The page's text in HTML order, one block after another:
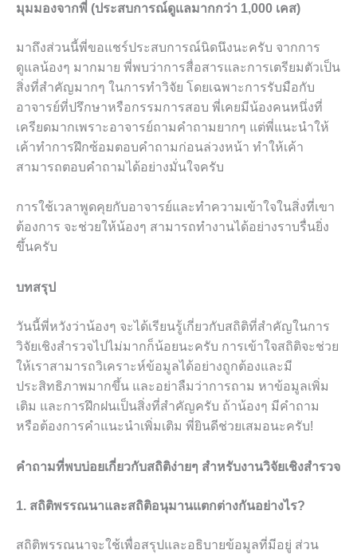
มุมมองจากพี่ (ประสบการณ์ดูแลมากกว่า 1,000 เคส)
มาถึงส่วนนี้พี่ขอแชร์ประสบการณ์นิดนึงนะครับ จากการ
ดูแลน้องๆ มากมาย พี่พบว่าการสื่อสารและการเตรียมตัวเป็น
สิ่งที่สำคัญมากๆ ในการทำวิจัย โดยเฉพาะการรับมือกับ
อาจารย์ที่ปรึกษาหรือกรรมการสอบ พี่เคยมีน้องคนหนึ่งที่
เครียดมากเพราะอาจารย์ถามคำถามยากๆ แต่พี่แนะนำให้
เค้าทำการฝึกซ้อมตอบคำถามก่อนล่วงหน้า ทำให้เค้า
สามารถตอบคำถามได้อย่างมั่นใจครับ
การใช้เวลาพูดคุยกับอาจารย์และทำความเข้าใจในสิ่งที่เขา
ต้องการ จะช่วยให้น้องๆ สามารถทำงานได้อย่างราบรื่นยิ่ง
ขึ้นครับ
บทสรุป
วันนี้พี่หวังว่าน้องๆ จะได้เรียนรู้เกี่ยวกับสถิติที่สำคัญในการ
วิจัยเชิงสำรวจไปไม่มากก็น้อยนะครับ การเข้าใจสถิติจะช่วย
ให้เราสามารถวิเคราะห์ข้อมูลได้อย่างถูกต้องและมี
ประสิทธิภาพมากขึ้น และอย่าลืมว่าการถาม หาข้อมูลเพิ่ม
เติม และการฝึกฝนเป็นสิ่งที่สำคัญครับ ถ้าน้องๆ มีคำถาม
หรือต้องการคำแนะนำเพิ่มเติม พี่ยินดีช่วยเสมอนะครับ!
คำถามที่พบบ่อยเกี่ยวกับสถิติง่ายๆ สำหรับงานวิจัยเชิงสำรวจ
1. สถิติพรรณนาและสถิติอนุมานแตกต่างกันอย่างไร?
สถิติพรรณนาจะใช้เพื่อสรุปและอธิบายข้อมูลที่มีอยู่ ส่วน